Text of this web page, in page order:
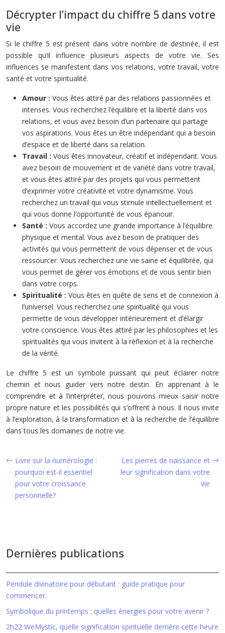
Décrypter l’impact du chiffre 5 dans votre
vie
Si le chiffre 5 est présent dans votre nombre de destinée, il est
possible qu’il influence plusieurs aspects de votre vie. Ses
influences se manifestent dans vos relations, votre travail, votre
santé et votre spiritualité.
Amour : Vous êtes attiré par des relations passionnées et
intenses. Vous recherchez l’équilibre et la liberté dans vos
relations, et vous avez besoin d’un partenaire qui partage
vos aspirations. Vous êtes un être indépendant qui a besoin
d’espace et de liberté dans sa relation.
Travail : Vous êtes innovateur, créatif et indépendant. Vous
avez besoin de mouvement et de variété dans votre travail,
et vous êtes attiré par des projets qui vous permettent
d’exprimer votre créativité et votre dynamisme. Vous
recherchez un travail qui vous stimule intellectuellement et
qui vous donne l’opportunité de vous épanouir.
Santé : Vous accordez une grande importance à l’équilibre
physique et mental. Vous avez besoin de pratiquer des
activités qui vous permettent de vous dépenser et de vous
ressourcer. Vous recherchez une vie saine et équilibrée, qui
vous permet de gérer vos émotions et de vous sentir bien
dans votre corps.
Spiritualité : Vous êtes en quête de sens et de connexion à
l’universel. Vous recherchez une spiritualité qui vous
permette de vous développer intérieurement et d’élargir
votre conscience. Vous êtes attiré par les philosophies et les
spiritualités qui vous invitent à la réflexion et à la recherche
de la vérité.
Le chiffre 5 est un symbole puissant qui peut éclairer notre
chemin et nous guider vers notre destin. En apprenant à le
comprendre et à l’interpréter, nous pouvons mieux saisir notre
propre nature et les possibilités qui s’offrent à nous. Il nous invite
à l’exploration, à la transformation et à la recherche de l’équilibre
dans tous les domaines de notre vie.
Livre sur la numérologie :
pourquoi est-il essentiel
pour votre croissance
personnelle?
Les pierres de naissance et
leur signification dans votre
vie
Dernières publications
Pendule divinatoire pour débutant : guide pratique pour
commencer.
Symbolique du printemps : quelles énergies pour votre avenir ?
2h22 WeMystic, quelle signification spirituelle derrière cette heure